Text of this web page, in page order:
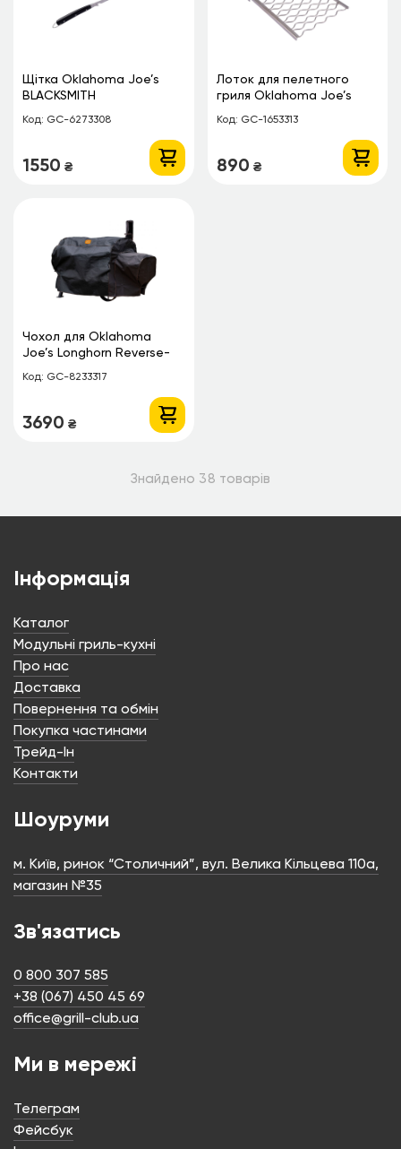
Щітка Oklahoma Joe’s
BLACKSMITH
Код: GC-6273308
1550 ₴
Лоток для пелетного
гриля Oklahoma Joe’s
Код: GC-1653313
890 ₴
Чохол для Oklahoma
Joe’s Longhorn Reverse-
Код: GC-8233317
3690 ₴
Чохол для Oklahoma
Код: GC-8633330
3190₴
Oklahoma Joe’s
Код: GC-6843358
1490₴
Oklahoma Joe’s
ТОП ПРОДАЖIВ
Пергамент для запікання
Oklahoma Joe’s 45 см